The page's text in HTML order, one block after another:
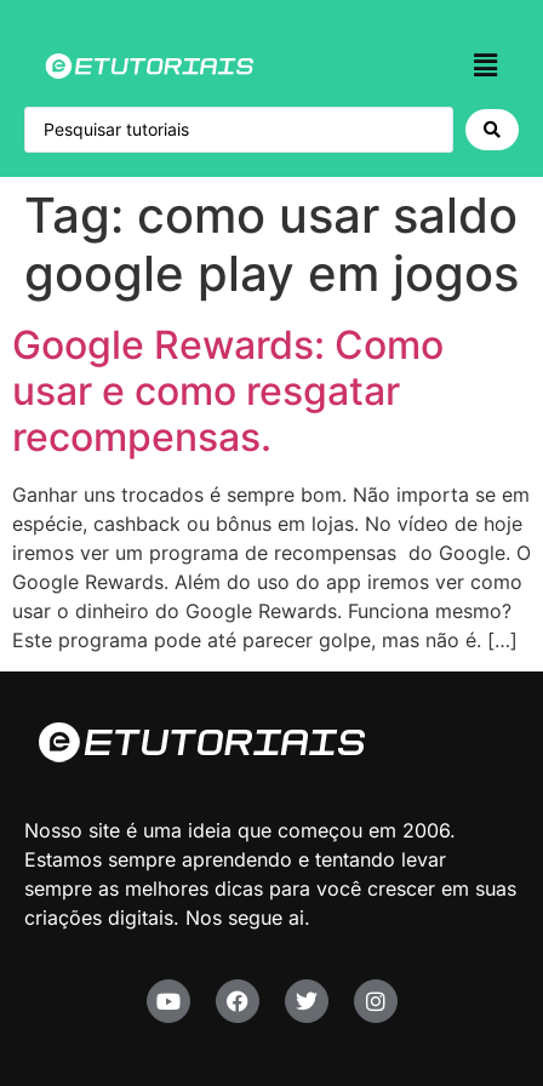
Tag: como usar saldo
google play em jogos
Google Rewards: Como
usar e como resgatar
recompensas.
Ganhar uns trocados é sempre bom. Não importa se em
espécie, cashback ou bônus em lojas. No vídeo de hoje
iremos ver um programa de recompensas do Google. O
Google Rewards. Além do uso do app iremos ver como
usar o dinheiro do Google Rewards. Funciona mesmo?
Este programa pode até parecer golpe, mas não é. […]
Nosso site é uma ideia que começou em 2006.
Estamos sempre aprendendo e tentando levar
sempre as melhores dicas para você crescer em suas
criações digitais. Nos segue ai.